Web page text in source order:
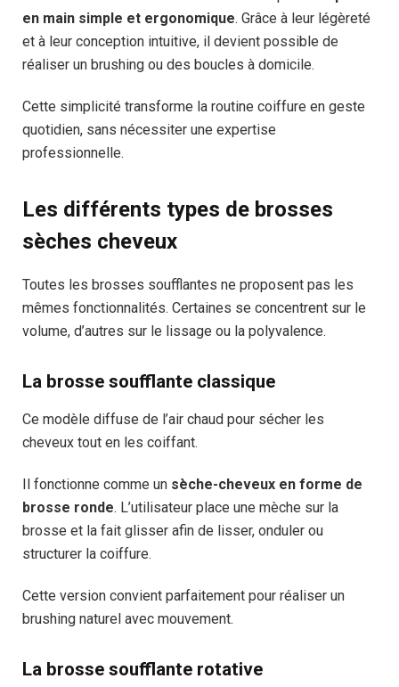
en main simple et ergonomique. Grâce à leur légèreté
et à leur conception intuitive, il devient possible de
réaliser un brushing ou des boucles à domicile.
Cette simplicité transforme la routine coiffure en geste
quotidien, sans nécessiter une expertise
professionnelle.
Les différents types de brosses
sèches cheveux
Toutes les brosses soufflantes ne proposent pas les
mêmes fonctionnalités. Certaines se concentrent sur le
volume, d’autres sur le lissage ou la polyvalence.
La brosse soufflante classique
Ce modèle diffuse de l’air chaud pour sécher les
cheveux tout en les coiffant.
Il fonctionne comme un sèche-cheveux en forme de
brosse ronde. L’utilisateur place une mèche sur la
brosse et la fait glisser afin de lisser, onduler ou
structurer la coiffure.
Cette version convient parfaitement pour réaliser un
brushing naturel avec mouvement.
La brosse soufflante rotative